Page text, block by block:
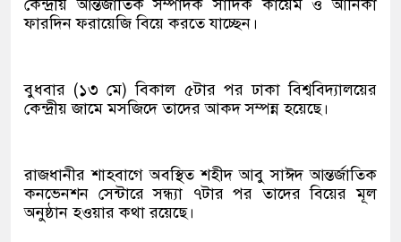
কেন্দ্রীয় আন্তর্জাতিক সম্পাদক সাদিক কায়েম ও আনিকা
ফারদিন ফরায়েজি বিয়ে করতে যাচ্ছেন।
বুধবার (১৩ মে) বিকাল ৫টার পর ঢাকা বিশ্ববিদ্যালয়ের
কেন্দ্রীয় জামে মসজিদে তাদের আকদ সম্পন্ন হয়েছে।
রাজধানীর শাহবাগে অবস্থিত শহীদ আবু সাঈদ আন্তর্জাতিক
কনভেনশন সেন্টারে সন্ধ্যা ৭টার পর তাদের বিয়ের মূল
অনুষ্ঠান হওয়ার কথা রয়েছে।